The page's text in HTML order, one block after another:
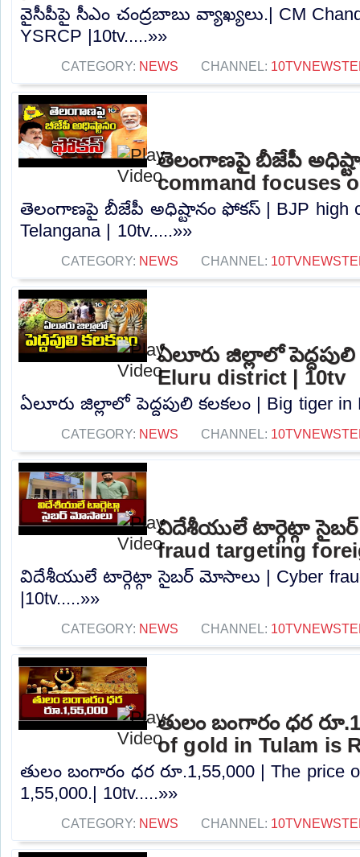
వైసీపీపై సీఎం చంద్రబాబు వ్యాఖ్యలు.| CM
YSRCP |10tv.....»»
CATEGORY: NEWS CHANNEL:
తెలంగాణపై బీజేపీ
command focuses
తెలంగాణపై బీజేపీ అధిష్టానం ఫోకస్ | BJP high
Telangana | 10tv.....»»
CATEGORY: NEWS CHANNEL:
ఏలూరు జిల్లాలో
Eluru district | 10tv
ఏలూరు జిల్లాలో పెద్దపులి కలకలం | Big tiger in
CATEGORY: NEWS CHANNEL:
విదేశీయులే టార్గెట్గా
fraud targeting
విదేశీయులే టార్గెట్గా సైబర్ మోసాలు | Cyber ​​fraud
|10tv.....»»
CATEGORY: NEWS CHANNEL:
తులం బంగారం ధర
of gold in Tulam is
తులం బంగారం ధర రూ.1,55,000 | The price
1,55,000.| 10tv.....»»
CATEGORY: NEWS CHANNEL: